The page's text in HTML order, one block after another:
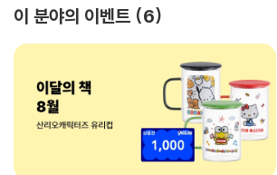
이 분야의 이벤트 6